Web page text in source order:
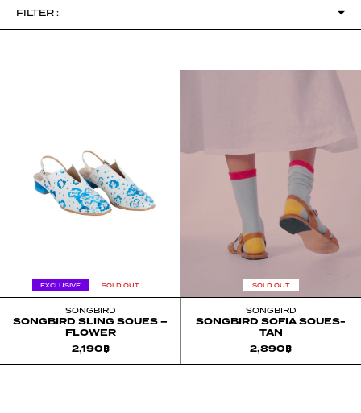
FILTER :
EXCLUSIVE SOLD OUT
SONGBIRD
SONGBIRD SLING SOUES –
FLOWER
2,190฿
SOLD OUT
SONGBIRD
SONGBIRD SOFIA SOUES-
TAN
2,890฿